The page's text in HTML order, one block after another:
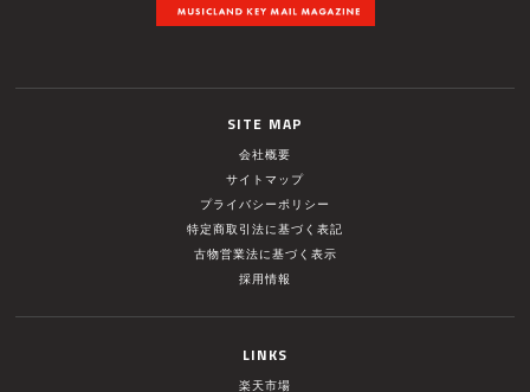
SITE MAP
会社概要
サイトマップ
プライバシーポリシー
特定商取引法に基づく表記
古物営業法に基づく表示
採用情報
LINKS
楽天市場